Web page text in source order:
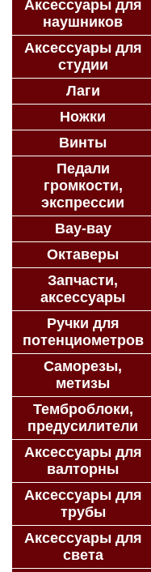
Аксессуары для
наушников
Аксессуары для
студии
Лаги
Ножки
Винты
Педали
громкости,
экспрессии
Вау-вау
Октаверы
Запчасти,
аксессуары
Ручки для
потенциометров
Саморезы,
метизы
Темброблоки,
предусилители
Аксессуары для
валторны
Аксессуары для
трубы
Аксессуары для
света